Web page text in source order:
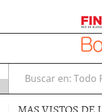
Buscar en: